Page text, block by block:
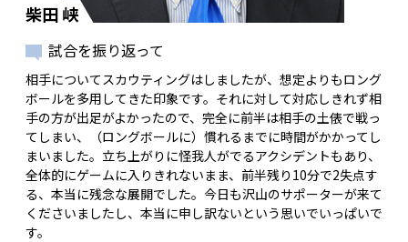
柴田 峡
試合を振り返って
相手についてスカウティングはしましたが、想定よりもロング
ボールを多用してきた印象です。それに対して対応しきれず相
手の方が出足がよかったので、完全に前半は相手の土俵で戦っ
てしまい、（ロングボールに）慣れるまでに時間がかかってし
まいました。立ち上がりに怪我人がでるアクシデントもあり、
全体的にゲームに入りきれないまま、前半残り10分で2失点す
る、本当に残念な展開でした。今日も沢山のサポーターが来て
くださいましたし、本当に申し訳ないという思いでいっぱいで
す。